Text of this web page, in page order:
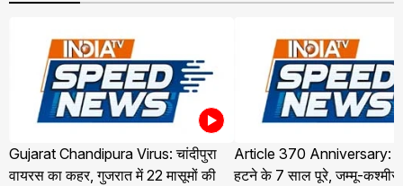
Gujarat Chandipura Virus: चांदीपुरा
वायरस का कहर, गुजरात में 22 मासूमों की
Article 370 Anniversary:
हटने के 7 साल पूरे, जम्मू-कश्मीर